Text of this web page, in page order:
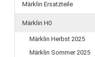
Märklin Ersatzteile
Märklin H0
Märklin Herbst 2025
Märklin Sommer 2025